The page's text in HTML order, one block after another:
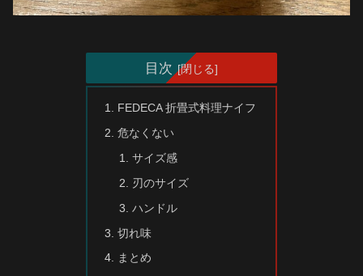
目次
FEDECA 折畳式料理ナイフ
危なくない
サイズ感
刃のサイズ
ハンドル
切れ味
まとめ